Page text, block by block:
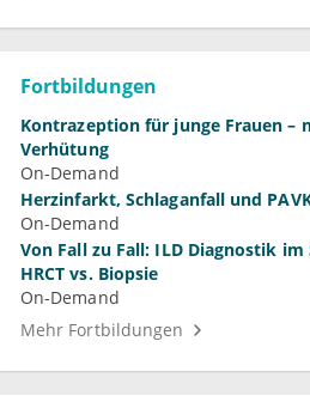
Fortbildungen
Kontrazeption für junge Frauen –
Verhütung
On-Demand
Herzinfarkt, Schlaganfall und
On-Demand
Von Fall zu Fall: ILD Diagnostik im
HRCT vs. Biopsie
On-Demand
Mehr Fortbildungen